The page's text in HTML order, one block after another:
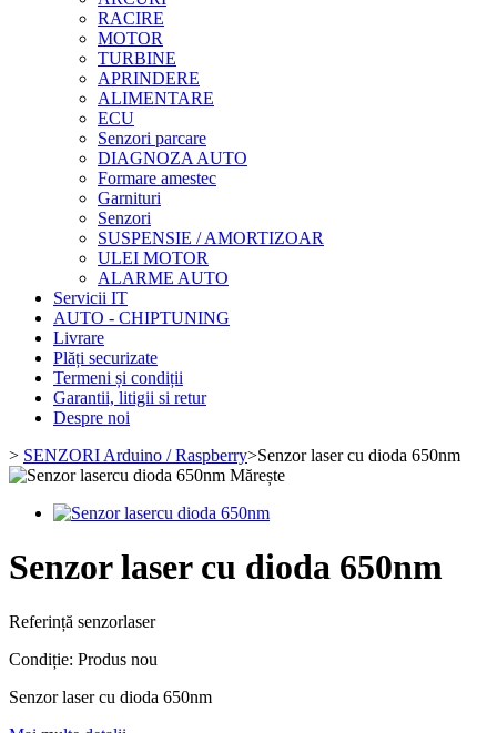
RACIRE
MOTOR
TURBINE
APRINDERE
ALIMENTARE
ECU
Senzori parcare
DIAGNOZA AUTO
Formare amestec
Garnituri
Senzori
SUSPENSIE / AMORTIZOAR
ULEI MOTOR
ALARME AUTO
Servicii IT
AUTO - CHIPTUNING
Livrare
Plăți securizate
Termeni și condiții
Garantii, litigii si retur
Despre noi
> SENZORI Arduino / Raspberry>Senzor laser cu dioda 650nm
Mărește
Senzor laser cu dioda 650nm
Referință senzorlaser
Condiție: Produs nou
Senzor laser cu dioda 650nm